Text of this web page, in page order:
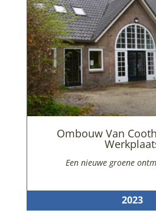
Ombouw Van
Een nieuwe groene
2023